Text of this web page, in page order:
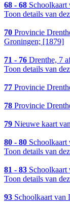
68 - 68 Schoolkaart
Toon details van
70 Provincie
Groningen; [1879]
71 - 76 Drenthe, 7
Toon details van
77 Provincie
78 Provincie
79 Nieuwe kaart
80 - 80 Schoolkaart
Toon details van
81 - 83 Schoolkaart
Toon details van
93 Schoolkaart van